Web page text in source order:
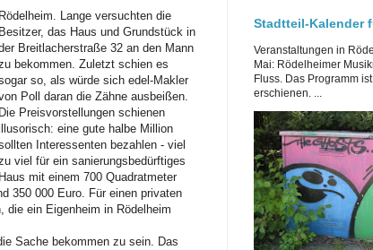
Rödelheim. Lange versuchten die
Besitzer, das Haus und Grundstück in
Breitlacherstraße 32 an den Mann
bekommen. Zuletzt schien es
so, als würde sich edel-Makler
Poll daran die Zähne ausbeißen.
Die Preisvorstellungen schienen
eine gute halbe Million
Interessenten bezahlen - viel
viel für ein sanierungsbedürftiges
Haus mit einem 700 Quadratmeter
350 000 Euro. Für einen privaten
die ein Eigenheim in Rödelheim
Sache bekommen zu sein. Das
Stadtteil-Kalender
Veranstaltungen in
Mai: Rödelheimer
Fluss. Das Programm
erschienen. ...